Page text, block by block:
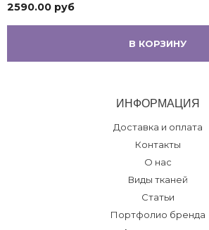
2590.00 руб
В КОРЗИНУ
ИНФОРМАЦИЯ
Доставка и оплата
Контакты
О нас
Виды тканей
Статьи
Портфолио бренда